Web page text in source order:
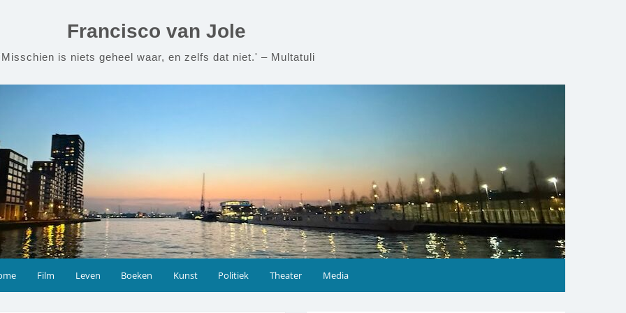
Francisco van Jole
is niets geheel waar, en zelfs dat niet.' – Multatuli
Film Leven Boeken Kunst Politiek Theater Media